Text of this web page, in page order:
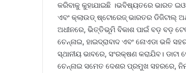
କରିବାକୁ କୁହାଯାଇଛି ।ଭବିଷ୍ୟତରେ ଭାରତ
ଏବଂ କ୍ଲାଉଡ୍ ଷ୍ଟୋରେଜ୍ ଭାରତର ଡିଜିଟାଲ୍
ଅଧୀନରେ, ଭିତ୍ତିଭୂମି ବିକାଶ ପାଇଁ ବଡ଼ ବଡ଼
ଚେନ୍ନାଇ, ହାଇଦ୍ରାବାଦ ଏବଂ ନୋଏଡା ଭଳି
ସ୍ଥାନୀୟ ଭାବରେ, ସଂରକ୍ଷଣ କରାଯିବ। ଡାଟା
ଚେନ୍ନାଇ ସମେତ ଦେଶର ପ୍ରମୁଖ ସହରରେ,